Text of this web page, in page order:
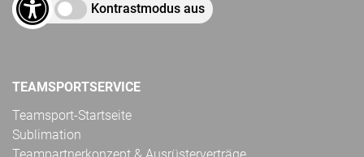
Kontrastmodus aus
TEAMSPORTSERVICE
Teamsport-Startseite
Sublimation